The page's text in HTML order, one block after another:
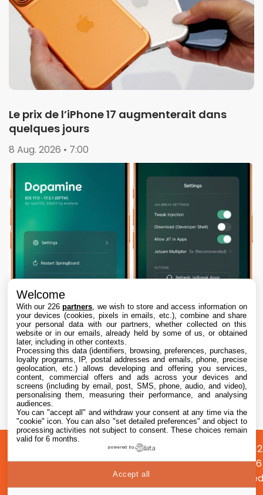
Le prix de l’iPhone 17 augmenterait dans
quelques jours
8 Aug. 2026 • 7:00
Dopamine 3, le jailbreak pour iOS 26 sur
iPhone, est disponible
7 Aug. 2026 • 22:44
propos
Préférences
cookies
Confidentialité
©
2026
Welcome
With our 226partners , we wish to store and access information on
your devices (cookies, pixels in emails, etc.), combine and share
your personal data with our partners, whether collected on this
website or in our emails, already held by some of us, or obtained
later, including in other contexts.
Processing this data (identifiers, browsing, preferences, purchases,
loyalty programs, IP, postal addresses and emails, phone, precise
geolocation, etc.) allows developing and offering you services,
content, commercial offers and ads across your devices and
screens (including by email, post, SMS, phone, audio, and video),
personalising them, measuring their performance, and analysing
audiences.
You can "accept all" and withdraw your consent at any time via the
"cookie" icon. You can also "set detailed preferences" and object to
processing activities not subject to consent. These choices remain
valid for 6 months.
powered by
Accept all